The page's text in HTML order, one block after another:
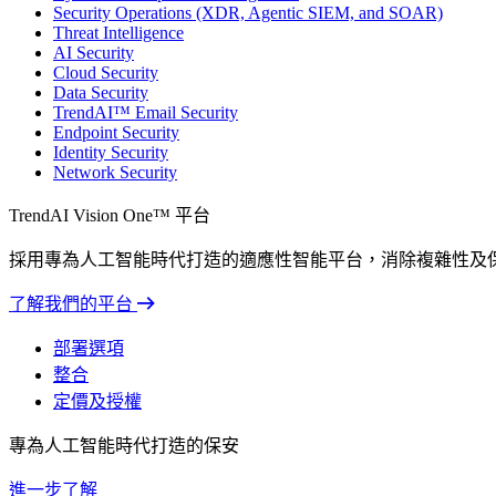
Security Operations (XDR, Agentic SIEM, and SOAR)
Threat Intelligence
AI Security
Cloud Security
Data Security
TrendAI™ Email Security
Endpoint Security
Identity Security
Network Security
TrendAI Vision One™ 平台
採用專為人工智能時代打造的適應性智能平台，消除複雜性及
了解我們的平台
部署選項
整合
定價及授權
專為人工智能時代打造的保安
進一步了解